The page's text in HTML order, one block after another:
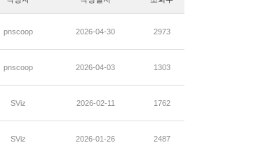
pnscoop 2026-04-30 2973
pnscoop 2026-04-03 1303
SViz 2026-02-11 1762
SViz 2026-01-26 2487